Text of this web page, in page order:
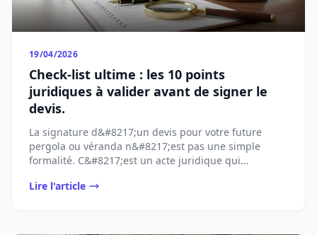
19/04/2026
Check-list ultime : les 10 points
juridiques à valider avant de signer le
devis.
La signature d&#8217;un devis pour votre future
pergola ou véranda n&#8217;est pas une simple
formalité. C&#8217;est un acte juridique qui
Lire l'article